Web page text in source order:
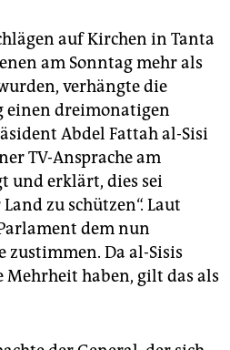
auf Kirchen in Tanta
am Sonntag mehr als
verhängte die
einen dreimonatigen
Abdel Fattah al-Sisi
TV-Ansprache am
und erklärt, dies sei
zu schützen“. Laut
dem nun
zustimmen. Da al-Sisis
haben, gilt das als